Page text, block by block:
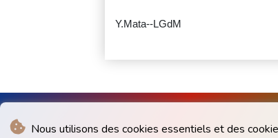
Nous utilisons des cookies essentiels et des
Y.Mata--LGdM